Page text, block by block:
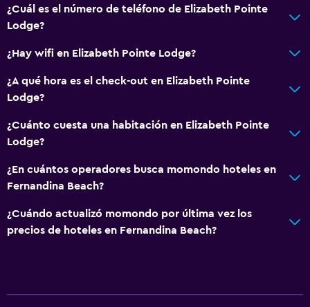
¿Cuál es el número de teléfono de Elizabeth Pointe
Lodge?
¿Hay wifi en Elizabeth Pointe Lodge?
¿A qué hora es el check-out en Elizabeth Pointe
Lodge?
¿Cuánto cuesta una habitación en Elizabeth Pointe
Lodge?
¿En cuántos operadores busca momondo hoteles en
Fernandina Beach?
¿Cuándo actualizó momondo por última vez los
precios de hoteles en Fernandina Beach?